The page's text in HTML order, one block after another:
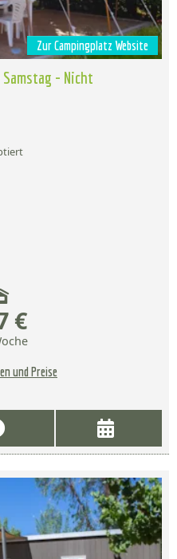
Zur Campingplatz Website
- Nicht
€
und Preise